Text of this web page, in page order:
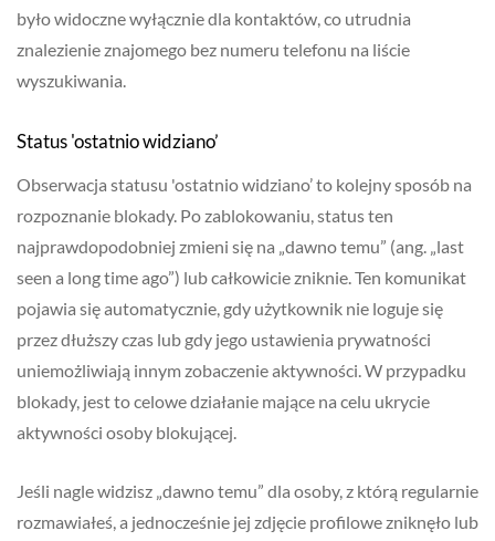
było widoczne wyłącznie dla kontaktów, co utrudnia
znalezienie znajomego bez numeru telefonu na liście
wyszukiwania.
Status 'ostatnio widziano’
Obserwacja statusu 'ostatnio widziano’ to kolejny sposób na
rozpoznanie blokady. Po zablokowaniu, status ten
najprawdopodobniej zmieni się na „dawno temu” (ang. „last
seen a long time ago”) lub całkowicie zniknie. Ten komunikat
pojawia się automatycznie, gdy użytkownik nie loguje się
przez dłuższy czas lub gdy jego ustawienia prywatności
uniemożliwiają innym zobaczenie aktywności. W przypadku
blokady, jest to celowe działanie mające na celu ukrycie
aktywności osoby blokującej.
Jeśli nagle widzisz „dawno temu” dla osoby, z którą regularnie
rozmawiałeś, a jednocześnie jej zdjęcie profilowe zniknęło lub